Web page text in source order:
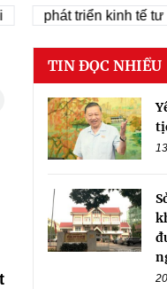
phát triển kinh tế tư nhân
TIN ĐỌC NHIỀU